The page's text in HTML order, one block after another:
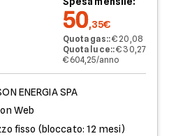
50,35€
Quota gas::€ 20,08
Quota luce::€ 30,27
€ 604,25/anno
ENERGIA SPA
Web
fisso (bloccato: 12 mesi)